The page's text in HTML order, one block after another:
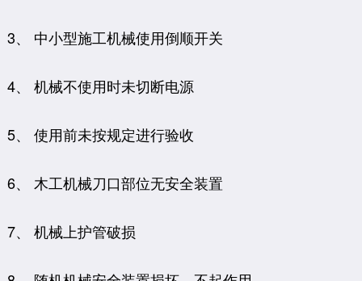
3、 中小型施工机械使用倒顺开关
4、 机械不使用时未切断电源
5、 使用前未按规定进行验收
6、 木工机械刀口部位无安全装置
7、 机械上护管破损